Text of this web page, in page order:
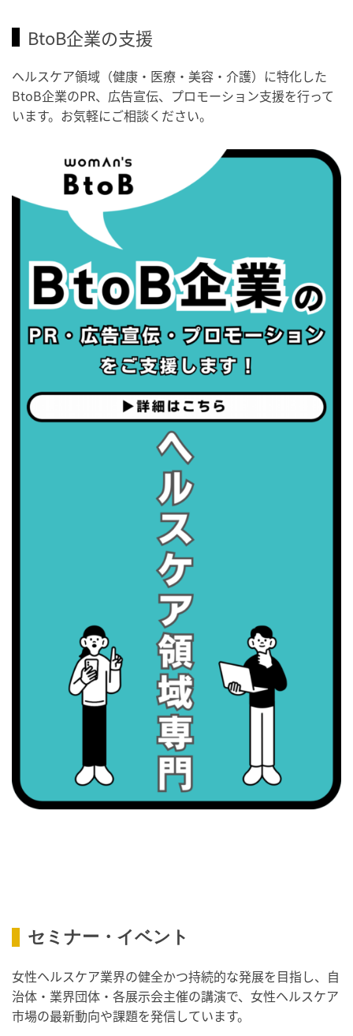
・世界アルツハイマー月間
・健康増進普及月間
・歯ヂカラ探究月間
・職場の健康診断実施強化月間
2026/09/03(木)
・世界アルツハイマー月間
・健康増進普及月間
・歯ヂカラ探究月間
・職場の健康診断実施強化月間
・秋の睡眠の日
2026/09/04(金)
・がん征圧月間
・世界アルツハイマー月間
・健康増進普及月間
・職場の健康診断実施強化月間
・職場の健康診断実施強化月間
・がん征圧月間
・世界アルツハイマー月間
・健康増進普及月間
・歯ヂカラ探究月間
・職場の健康診断実施強化月間
・がん征圧月間
・世界アルツハイマー月間
・健康増進普及月間
・世界アルツハイマー月間
・歯ヂカラ探究月間
・職場の健康診断実施強化月間
・スッキリ美腸の日
BtoB企業の支援
ヘルスケア領域（健康・医療・美容・介護）に特化した
BtoB企業のPR、広告宣伝、プロモーション支援を行って
います。お気軽にご相談ください。
セミナー・イベント
女性ヘルスケア業界の健全かつ持続的な発展を目指し、自
治体・業界団体・各展示会主催の講演で、女性ヘルスケア
市場の最新動向や課題を発信しています。